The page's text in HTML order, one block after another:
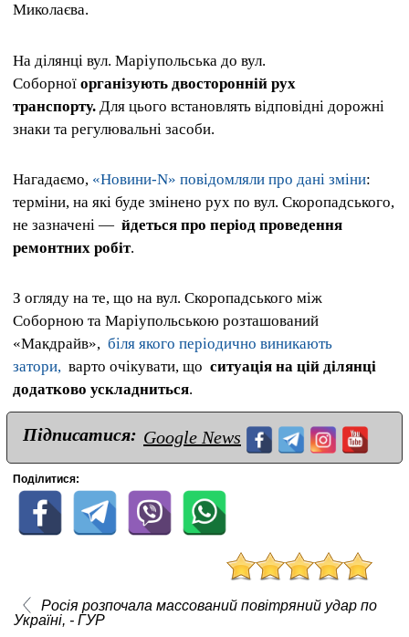
Миколаєва.
На ділянці вул. Маріупольська до вул.
Соборної організують двосторонній рух
транспорту. Для цього встановлять відповідні дорожні
знаки та регулювальні засоби.
Нагадаємо, «Новини-N» повідомляли про дані зміни:
терміни, на які буде змінено рух по вул. Скоропадського,
не зазначені — йдеться про період проведення
ремонтних робіт.
З огляду на те, що на вул. Скоропадського між
Соборною та Маріупольською розташований
«Макдрайв», біля якого періодично виникають
затори, варто очікувати, що ситуація на цій ділянці
додатково ускладниться.
Підписатися: Google News
Поділитися:
Росія розпочала массований повітряний удар по
Україні, - ГУР